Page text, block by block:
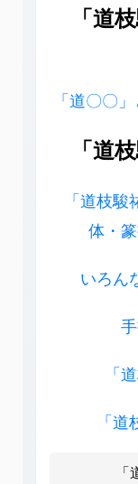
「道
「道〇〇
「道
「道枝
体・
いろん
「
「